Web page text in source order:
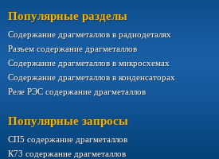
Популярные разделы
Содержание драгметаллов в радиодеталях
Разъем содержание драгметаллов
Содержание драгметаллов в микросхемах
Содержание драгметаллов в конденсаторах
Реле РЭС содержание драгметаллов
Популярные запросы
СП5 содержание драгметаллов
К73 содержание драгметаллов